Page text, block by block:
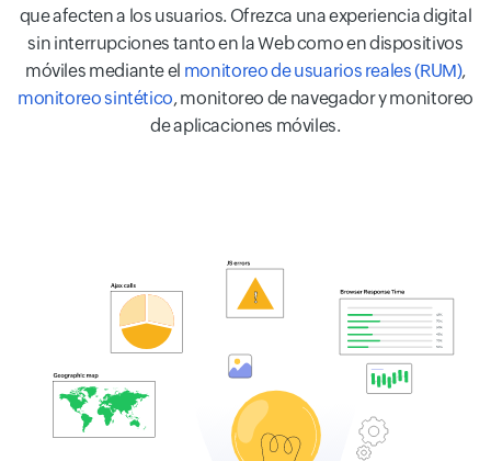
que afecten a los usuarios. Ofrezca una experiencia digital
sin interrupciones tanto en la Web como en dispositivos
móviles mediante el monitoreo de usuarios reales (RUM),
monitoreo sintético, monitoreo de navegador y monitoreo
de aplicaciones móviles.